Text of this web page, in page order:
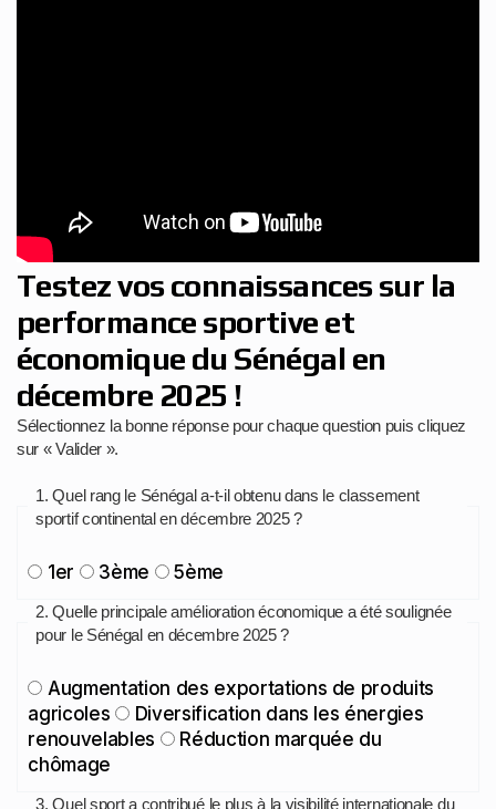
Testez vos connaissances sur la
performance sportive et
économique du Sénégal en
décembre 2025 !
Sélectionnez la bonne réponse pour chaque question puis cliquez
sur « Valider ».
1. Quel rang le Sénégal a-t-il obtenu dans le classement
sportif continental en décembre 2025 ?
1er 3ème 5ème
2. Quelle principale amélioration économique a été soulignée
pour le Sénégal en décembre 2025 ?
Augmentation des exportations de produits
agricoles
Diversification dans les énergies
renouvelables
Réduction marquée du
chômage
3. Quel sport a contribué le plus à la visibilité internationale du